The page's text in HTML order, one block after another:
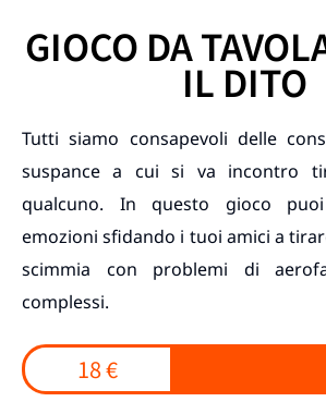
GIOCO DA
IL DITO
Tutti siamo consapevoli delle
suspance a cui si va incontro
qualcuno. In questo gioco
emozioni sfidando i tuoi amici a
scimmia con problemi di
complessi.
18 €